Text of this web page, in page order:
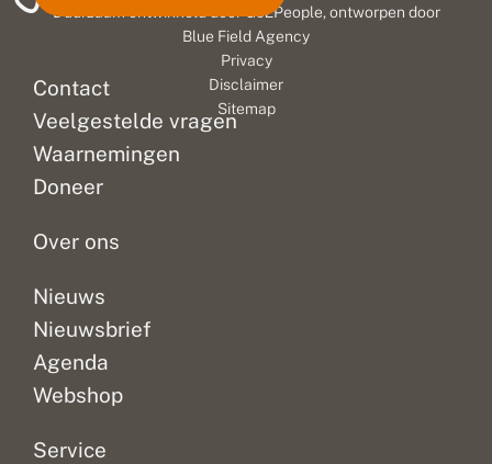
Contact
Veelgestelde vragen
Waarnemingen
Doneer
Over ons
Nieuws
Nieuwsbrief
Agenda
Webshop
Service
Duurzaam ontwikkeld door
Go2People, ontworpen door
Blue Field Agency
Privacy
Disclaimer
Sitemap